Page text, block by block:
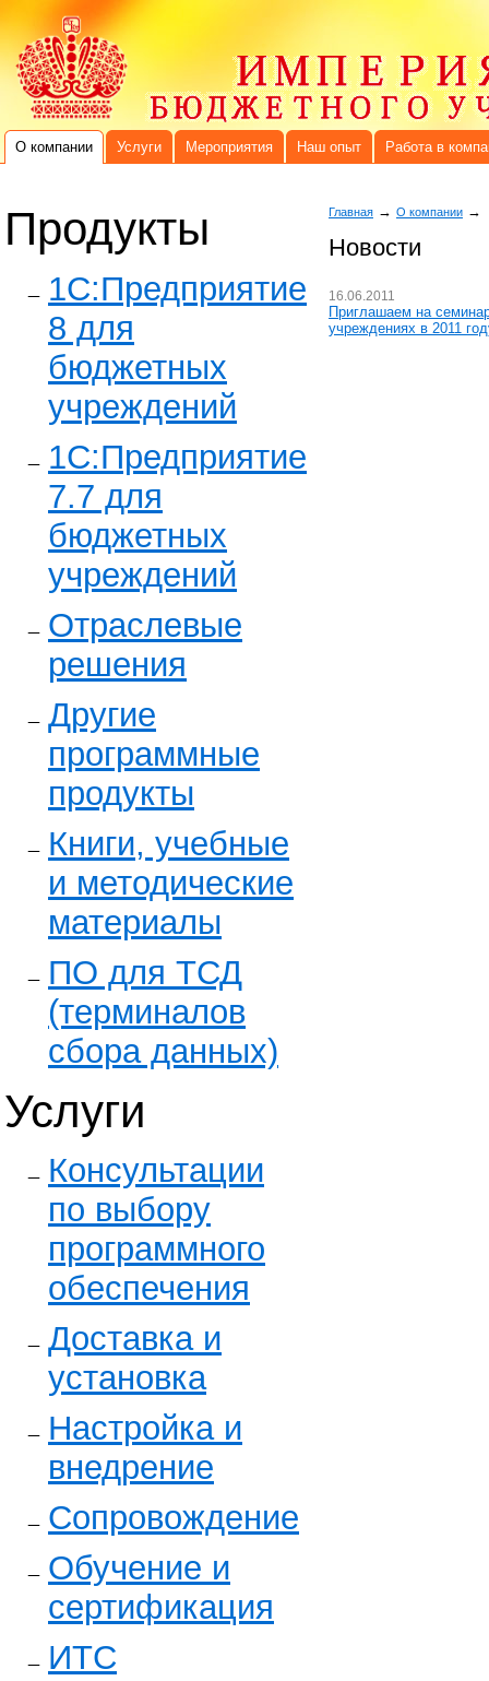
О компании Услуги Мероприятия Наш опыт Работа в
Продукты
1C:Предприятие
8 для
бюджетных
учреждений
1С:Предприятие
7.7 для
бюджетных
учреждений
Отраслевые
решения
Другие
программные
продукты
Книги, учебные
и методические
материалы
ПО для ТСД
(терминалов
сбора данных)
Услуги
Консультации
по выбору
программного
обеспечения
Доставка и
установка
Настройка и
внедрение
Сопровождение
Обучение и
сертификация
ИТС
Главная → О компании →
Новости
16.06.2011
Приглашаем на
учреждениях в 2011